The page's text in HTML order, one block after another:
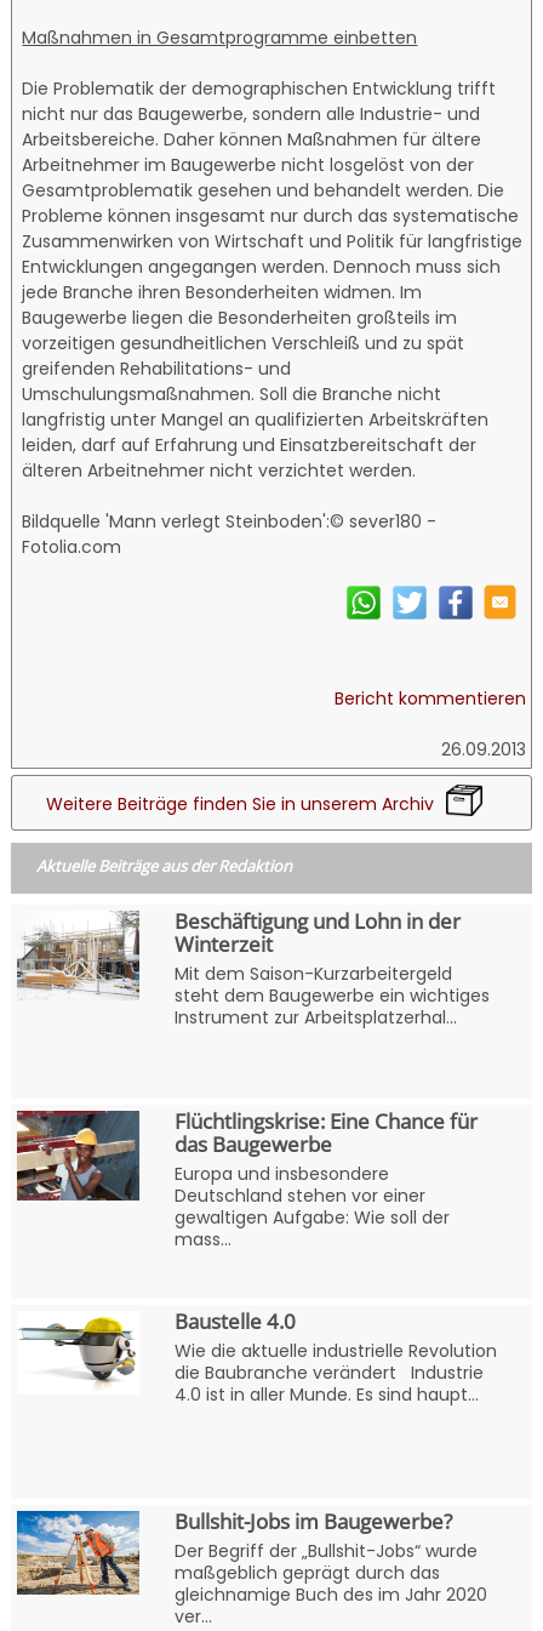
Maßnahmen in Gesamtprogramme einbetten
Die Problematik der demographischen Entwicklung trifft
nicht nur das Baugewerbe, sondern alle Industrie- und
Arbeitsbereiche. Daher können Maßnahmen für ältere
Arbeitnehmer im Baugewerbe nicht losgelöst von der
Gesamtproblematik gesehen und behandelt werden. Die
Probleme können insgesamt nur durch das systematische
Zusammenwirken von Wirtschaft und Politik für langfristige
Entwicklungen angegangen werden. Dennoch muss sich
jede Branche ihren Besonderheiten widmen. Im
Baugewerbe liegen die Besonderheiten großteils im
vorzeitigen gesundheitlichen Verschleiß und zu spät
greifenden Rehabilitations- und
Umschulungsmaßnahmen. Soll die Branche nicht
langfristig unter Mangel an qualifizierten Arbeitskräften
leiden, darf auf Erfahrung und Einsatzbereitschaft der
älteren Arbeitnehmer nicht verzichtet werden.
Bildquelle 'Mann verlegt Steinboden':© sever180 -
Fotolia.com
Bericht kommentieren
26.09.2013
Weitere Beiträge finden Sie in unserem Archiv
Aktuelle Beiträge aus der Redaktion
Beschäftigung und Lohn in der
Winterzeit
Mit dem Saison-Kurzarbeitergeld
steht dem Baugewerbe ein wichtiges
Instrument zur Arbeitsplatzerhal...
Flüchtlingskrise: Eine Chance für
das Baugewerbe
Europa und insbesondere
Deutschland stehen vor einer
gewaltigen Aufgabe: Wie soll der
mass...
Baustelle 4.0
Wie die aktuelle industrielle Revolution
die Baubranche verändert Industrie
4.0 ist in aller Munde. Es sind haupt...
Bullshit-Jobs im Baugewerbe?
Der Begriff der „Bullshit-Jobs“ wurde
maßgeblich geprägt durch das
gleichnamige Buch des im Jahr 2020
ver...